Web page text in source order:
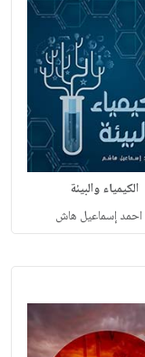
الكيمياء والبيئة
احمد إسماعيل هاش